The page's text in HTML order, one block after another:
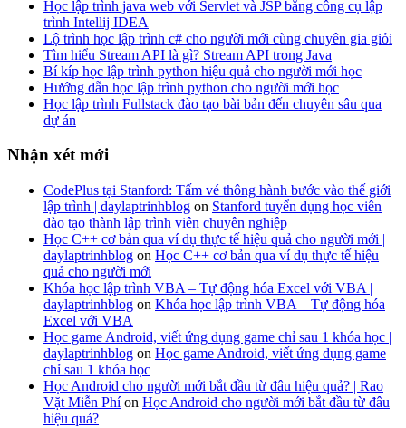
Học lập trình java web với Servlet và JSP bằng công cụ lập
trình Intellij IDEA
Lộ trình học lập trình c# cho người mới cùng chuyên gia giỏi
Tìm hiểu Stream API là gì? Stream API trong Java
Bí kíp học lập trình python hiệu quả cho người mới học
Hướng dẫn học lập trình python cho người mới học
Học lập trình Fullstack đào tạo bài bản đến chuyên sâu qua
dự án
Nhận xét mới
CodePlus tại Stanford: Tấm vé thông hành bước vào thế giới
lập trình | daylaptrinhblog on Stanford tuyển dụng học viên
đào tạo thành lập trình viên chuyên nghiệp
Học C++ cơ bản qua ví dụ thực tế hiệu quả cho người mới |
daylaptrinhblog on Học C++ cơ bản qua ví dụ thực tế hiệu
quả cho người mới
Khóa học lập trình VBA – Tự động hóa Excel với VBA |
daylaptrinhblog on Khóa học lập trình VBA – Tự động hóa
Excel với VBA
Học game Android, viết ứng dụng game chỉ sau 1 khóa học |
daylaptrinhblog on Học game Android, viết ứng dụng game
chỉ sau 1 khóa học
Học Android cho người mới bắt đầu từ đâu hiệu quả? | Rao
Vặt Miễn Phíon Học Android cho người mới bắt đầu từ đâu
hiệu quả?